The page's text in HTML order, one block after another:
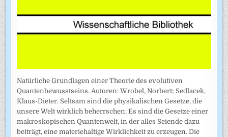
Natürliche Grundlagen einer Theorie des evolutiven
Quantenbewusstseins. Autoren: Wrobel, Norbert; Sedlacek,
Klaus-Dieter. Seltsam sind die physikalischen Gesetze, die
unsere Welt wirklich beherrschen: Es sind die Gesetze einer
makroskopischen Quantenwelt, in der alles Seiende dazu
beiträgt, eine materiehaltige Wirklichkeit zu erzeugen. Die